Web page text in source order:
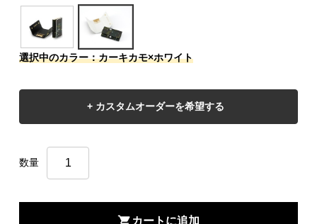
選択中のカラー：カーキカモ×ホワイト
数量
カートに追加